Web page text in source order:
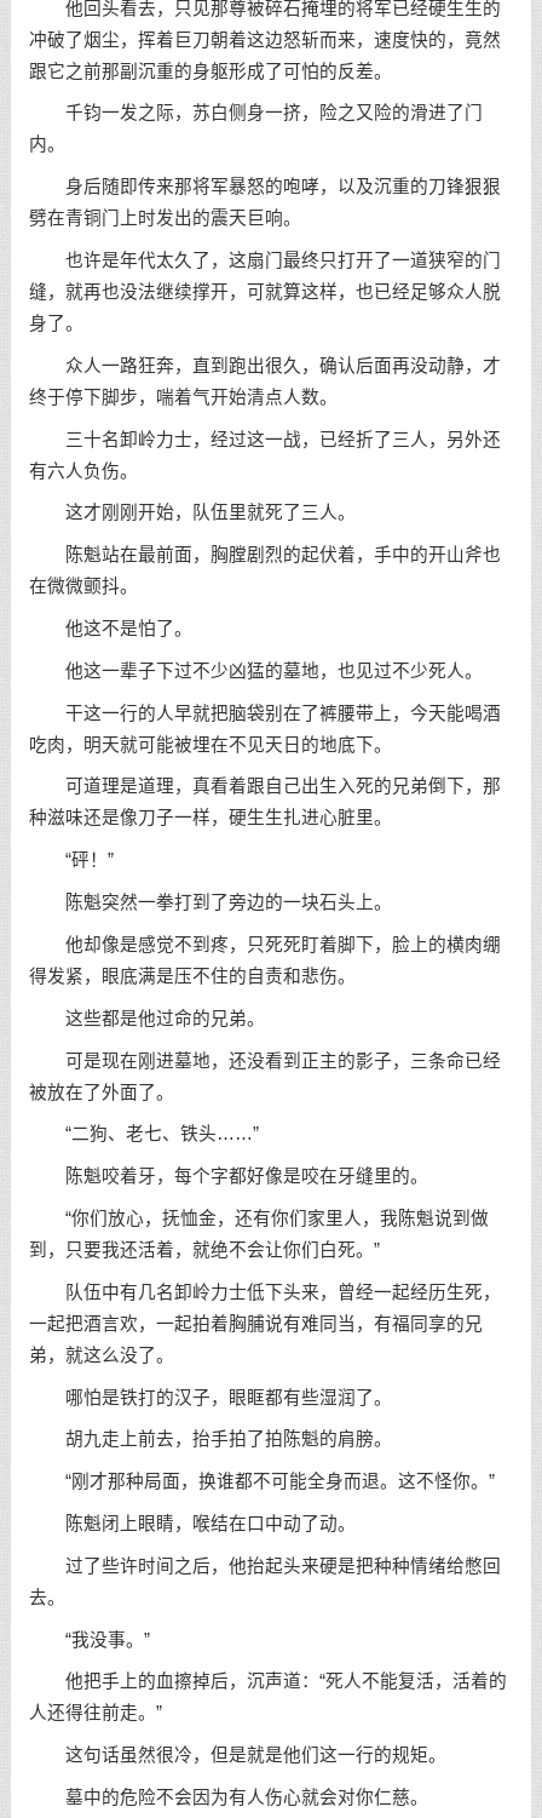
他回头看去，只见那尊被碎石掩埋的将军已经硬生生的
冲破了烟尘，挥着巨刀朝着这边怒斩而来，速度快的，竟然
跟它之前那副沉重的身躯形成了可怕的反差。
千钧一发之际，苏白侧身一挤，险之又险的滑进了门
内。
身后随即传来那将军暴怒的咆哮，以及沉重的刀锋狠狠
劈在青铜门上时发出的震天巨响。
也许是年代太久了，这扇门最终只打开了一道狭窄的门
缝，就再也没法继续撑开，可就算这样，也已经足够众人脱
身了。
众人一路狂奔，直到跑出很久，确认后面再没动静，才
终于停下脚步，喘着气开始清点人数。
三十名卸岭力士，经过这一战，已经折了三人，另外还
有六人负伤。
这才刚刚开始，队伍里就死了三人。
陈魁站在最前面，胸膛剧烈的起伏着，手中的开山斧也
在微微颤抖。
他这不是怕了。
他这一辈子下过不少凶猛的墓地，也见过不少死人。
干这一行的人早就把脑袋别在了裤腰带上，今天能喝酒
吃肉，明天就可能被埋在不见天日的地底下。
可道理是道理，真看着跟自己出生入死的兄弟倒下，那
种滋味还是像刀子一样，硬生生扎进心脏里。
“砰！”
陈魁突然一拳打到了旁边的一块石头上。
他却像是感觉不到疼，只死死盯着脚下，脸上的横肉绷
得发紧，眼底满是压不住的自责和悲伤。
这些都是他过命的兄弟。
可是现在刚进墓地，还没看到正主的影子，三条命已经
被放在了外面了。
“二狗、老七、铁头……”
陈魁咬着牙，每个字都好像是咬在牙缝里的。
“你们放心，抚恤金，还有你们家里人，我陈魁说到做
到，只要我还活着，就绝不会让你们白死。”
队伍中有几名卸岭力士低下头来，曾经一起经历生死，
一起把酒言欢，一起拍着胸脯说有难同当，有福同享的兄
弟，就这么没了。
哪怕是铁打的汉子，眼眶都有些湿润了。
胡九走上前去，抬手拍了拍陈魁的肩膀。
“刚才那种局面，换谁都不可能全身而退。这不怪你。”
陈魁闭上眼睛，喉结在口中动了动。
过了些许时间之后，他抬起头来硬是把种种情绪给憋回
去。
“我没事。”
他把手上的血擦掉后，沉声道：“死人不能复活，活着的
人还得往前走。”
这句话虽然很冷，但是就是他们这一行的规矩。
墓中的危险不会因为有人伤心就会对你仁慈。